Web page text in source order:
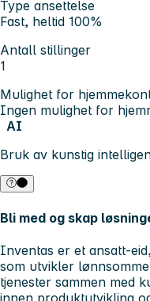
Type ansettelse
Fast, heltid 100%
Antall stillinger
1
Mulighet for
Ingen mulighet for
AI
Bruk av kunstig
Bli med og skap
Inventas er et ansatt-
som utvikler
tjenester sammen med
innen produktutvikling